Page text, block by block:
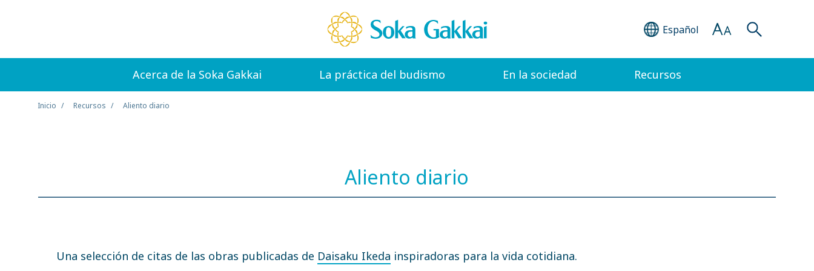
Español
Acerca de la Soka Gakkai La práctica del budismo En la sociedad Recursos
Inicio Recursos Aliento diario
Aliento diario
Una selección de citas de las obras publicadas de Daisaku Ikeda inspiradoras para la vida cotidiana.